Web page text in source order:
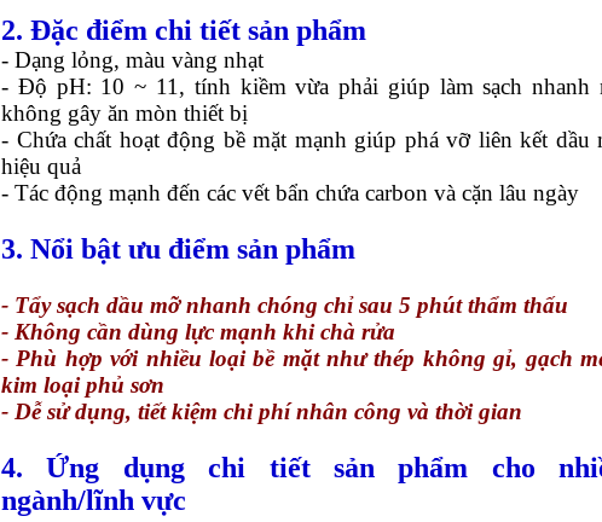
2. Đặc điểm chi tiết sản phẩm
- Dạng lỏng, màu vàng nhạt
- Độ pH: 10 ~ 11, tính kiềm vừa phải giúp làm sạch nhanh
không gây ăn mòn thiết bị
- Chứa chất hoạt động bề mặt mạnh giúp phá vỡ liên kết dầu
hiệu quả
- Tác động mạnh đến các vết bẩn chứa carbon và cặn lâu ngày
3. Nổi bật ưu điểm sản phẩm
- Tẩy sạch dầu mỡ nhanh chóng chỉ sau 5 phút thẩm thấu
- Không cần dùng lực mạnh khi chà rửa
- Phù hợp với nhiều loại bề mặt như thép không gỉ, gạch
kim loại phủ sơn
- Dễ sử dụng, tiết kiệm chi phí nhân công và thời gian
4. Ứng dụng chi tiết sản phẩm cho
ngành/lĩnh vực